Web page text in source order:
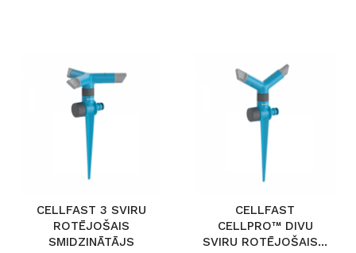
CELLFAST 3 SVIRU
ROTĒJOŠAIS
SMIDZINĀTĀJS
CELLFAST
CELLPRO™ DIVU
SVIRU ROTĒJOŠAIS...